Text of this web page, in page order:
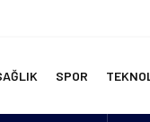
SPOR
ulaştı